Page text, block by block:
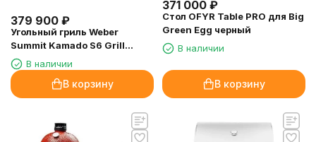
379 900 ₽
Угольный гриль Weber
Summit Kamado S6 Grill
CenterВ наличии
В корзину
371 000 ₽
Стол OFYR Table PRO для Big
Green Egg черный
В наличии
В корзину